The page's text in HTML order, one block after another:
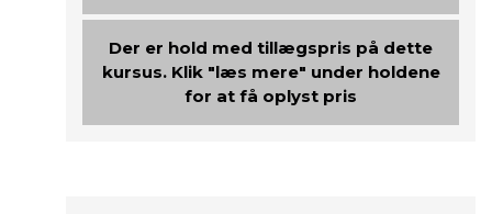
Der er hold med tillægspris på dette
kursus. Klik "læs mere" under holdene
for at få oplyst pris